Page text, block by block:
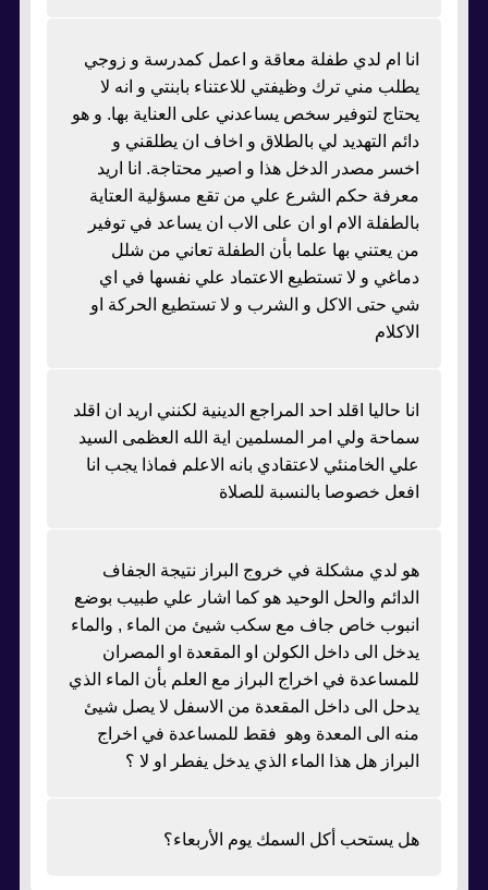
انا ام لدي طفلة معاقة و اعمل كمدرسة و زوجي
يطلب مني ترك وظيفتي للاعتناء بابنتي و انه لا
يحتاج لتوفير سخص يساعدني على العناية بها. و هو
دائم التهديد لي بالطلاق و اخاف ان يطلقني و
اخسر مصدر الدخل هذا و اصير محتاجة. انا اريد
معرفة حكم الشرع علي من تقع مسؤلية العتاية
بالطفلة الام او ان على الاب ان يساعد في توفير
من يعتني بها علما بأن الطفلة تعاني من شلل
دماغي و لا تستطيع الاعتماد علي نفسها في اي
شي حتى الاكل و الشرب و لا تستطيع الحركة او
الاكلام
انا حاليا اقلد احد المراجع الدينية لكنني اريد ان اقلد
سماحة ولي امر المسلمين اية الله العظمى السيد
علي الخامنئي لاعتقادي بانه الاعلم فماذا يجب انا
افعل خصوصا بالنسبة للصلاة
هو لدي مشكلة في خروج البراز نتيجة الجفاف
الدائم والحل الوحيد هو كما اشار علي طبيب بوضع
انبوب خاص جاف مع سكب شيئ من الماء , والماء
يدخل الى داخل الكولن او المقعدة او المصران
للمساعدة في اخراج البراز مع العلم بأن الماء الذي
يدحل الى داخل المقعدة من الاسفل لا يصل شيئ
منه الى المعدة وهو فقط للمساعدة في اخراج
البراز هل هذا الماء الذي يدخل يفطر او لا ؟
هل يستحب أكل السمك يوم الأربعاء؟